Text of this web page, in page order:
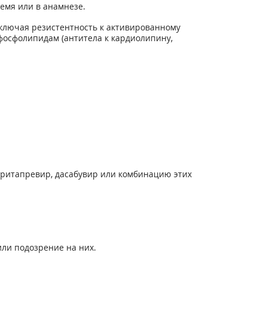
или в анамнезе.
резистентность к активированному
(антитела к кардиолипину,
дасабувир или комбинацию этих
подозрение на них.